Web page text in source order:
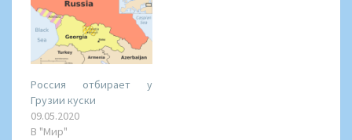
Россия отбирает у
Грузии куски
09.05.2020
В "Мир"